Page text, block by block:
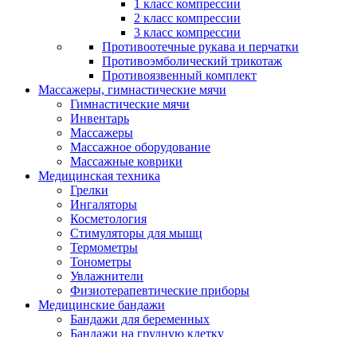
1 класс компрессии
2 класс компрессии
3 класс компрессии
Противоотечные рукава и перчатки
Противоэмболический трикотаж
Противоязвенный комплект
Массажеры, гимнастические мячи
Гимнастические мячи
Инвентарь
Массажеры
Массажное оборудование
Массажные коврики
Медицинская техника
Грелки
Ингаляторы
Косметология
Стимуляторы для мышц
Термометры
Тонометры
Увлажнители
Физиотерапевтические приборы
Медицинские бандажи
Бандажи для беременных
Бандажи на грудную клетку